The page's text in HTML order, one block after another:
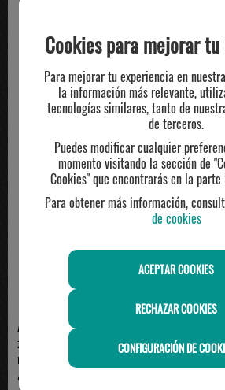
TE PUEDE
ADIDAS
Zapatillas Adidas Cloudfoam Flex
Hombre Verde |...
49.95€
zapatilla
Cookies para mejorar
Para mejorar tu experiencia en
la información más relevante,
tecnologías similares, tanto de
de terceros.
Puedes modificar cualquier
momento visitando la sección de
Cookies" que encontrarás en la
Para obtener más información,
de cookies
ACEPTAR COOKIES
RECHAZAR COOKIES
CONFIGURACIÓN DE